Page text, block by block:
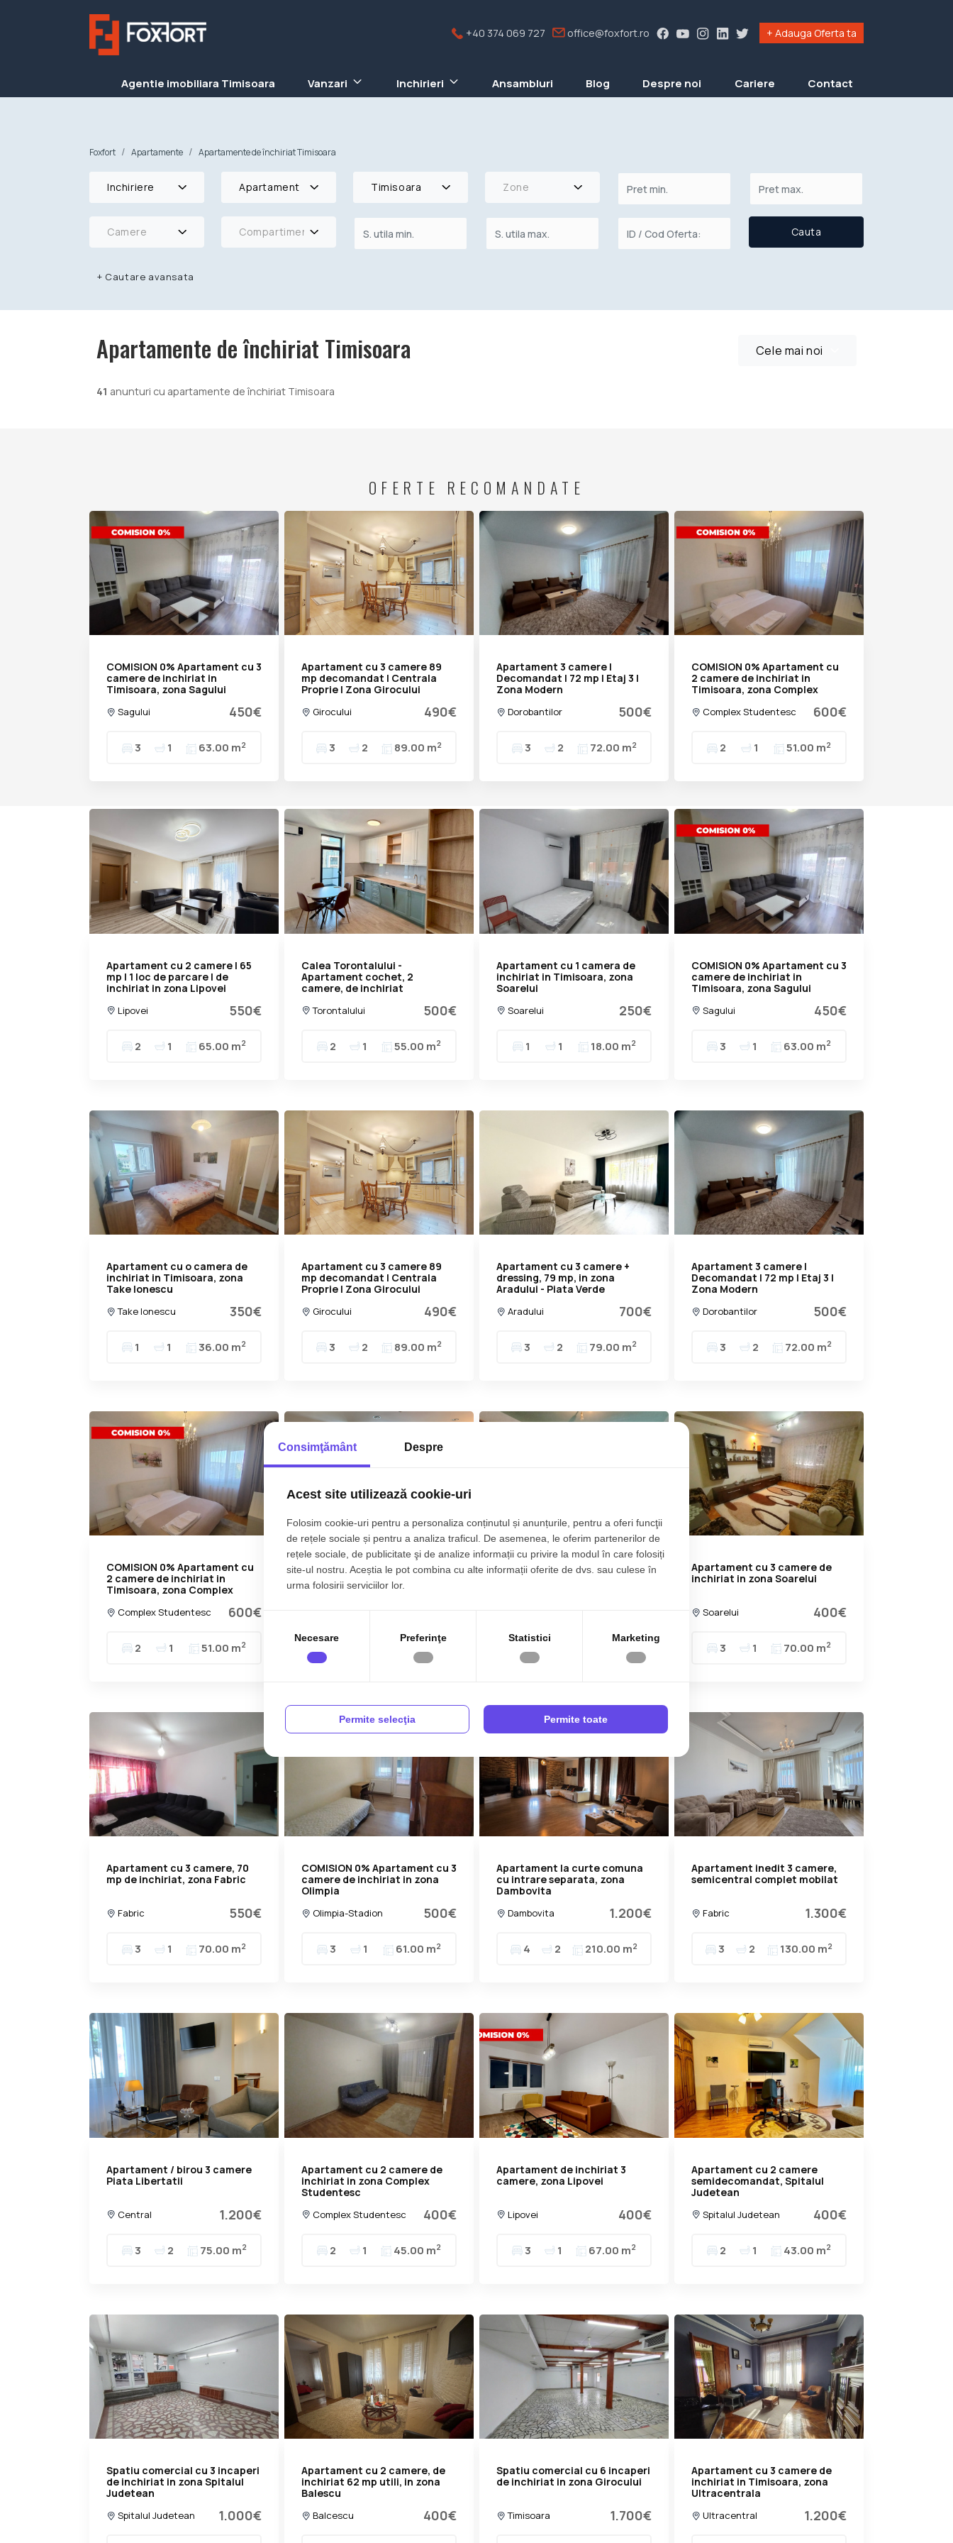
+40 374 069 727 office@foxfort.ro + Adauga Oferta ta
Agentie imobiliara Timisoara Vanzari Inchirieri Ansambluri Blog Despre noi Cariere Contact
Foxfort Apartamente Apartamente de închiriat Timisoara
Inchiriere Apartament Timisoara Zone
Camere Compartimentare Cauta
+ Cautare avansata
Apartamente de închiriat Timisoara
41 anunturi cu apartamente de închiriat Timisoara
Cele mai noi
OFERTE RECOMANDATE
COMISION 0% Apartament cu 3
camere de inchiriat in
Timisoara, zona Sagului
Sagului 450€
3 1 63.00 m2
Apartament cu 3 camere 89
mp decomandat | Centrala
Proprie | Zona Girocului
Girocului 490€
3 2 89.00 m2
Apartament 3 camere |
Decomandat | 72 mp | Etaj 3 |
Zona Modern
Dorobantilor 500€
3 2 72.00 m2
COMISION 0% Apartament cu
2 camere de inchiriat in
Timisoara, zona Complex
Complex Studentesc 600€
2 1 51.00 m2
Apartament cu 2 camere | 65
mp | 1 loc de parcare | de
inchiriat in zona Lipovei
Lipovei 550€
2 1 65.00 m2
Calea Torontalului -
Apartament cochet, 2
camere, de inchiriat
Torontalului 500€
2 1 55.00 m2
Apartament cu 1 camera de
inchiriat in Timisoara, zona
Soarelui
Soarelui 250€
1 1 18.00 m2
COMISION 0% Apartament cu 3
camere de inchiriat in
Timisoara, zona Sagului
Sagului 450€
3 1 63.00 m2
Apartament cu o camera de
inchiriat in Timisoara, zona
Take Ionescu
Take Ionescu 350€
1 1 36.00 m2
Apartament cu 3 camere 89
mp decomandat | Centrala
Proprie | Zona Girocului
Girocului 490€
3 2 89.00 m2
Apartament cu 3 camere +
dressing, 79 mp, in zona
Aradului - Piata Verde
Aradului 700€
3 2 79.00 m2
Apartament 3 camere |
Decomandat | 72 mp | Etaj 3 |
Zona Modern
Dorobantilor 500€
3 2 72.00 m2
COMISION 0% Apartament cu
2 camere de inchiriat in
Timisoara, zona Complex
Complex Studentesc 600€
2 1 51.00 m2
Apartament 2 camere de
inchiriat zona Take Ionescu
2
COMISION 0% - Apartament cu
3 camere de inchiriat zona
2
Apartament cu 3 camere de
inchiriat in zona Soarelui
Soarelui 400€
3 1 70.00 m2
Apartament cu 3 camere, 70
mp de inchiriat, zona Fabric
Fabric 550€
3 1 70.00 m2
COMISION 0% Apartament cu 3
camere de inchiriat in zona
Olimpia
Olimpia-Stadion 500€
3 1 61.00 m2
Apartament la curte comuna
cu intrare separata, zona
Dambovita
Dambovita 1.200€
4 2 210.00 m2
Apartament inedit 3 camere,
semicentral complet mobilat
Fabric 1.300€
3 2 130.00 m2
Apartament / birou 3 camere
Piata Libertatii
Central 1.200€
3 2 75.00 m2
Apartament cu 2 camere de
inchiriat in zona Complex
Studentesc
Complex Studentesc 400€
2 1 45.00 m2
Apartament de inchiriat 3
camere, zona Lipovei
Lipovei 400€
3 1 67.00 m2
Apartament cu 2 camere
semidecomandat, Spitalul
Judetean
Spitalul Judetean 400€
2 1 43.00 m2
Spatiu comercial cu 3 incaperi
de inchiriat in zona Spitalul
Judetean
Spitalul Judetean 1.000€
Apartament cu 2 camere, de
inchiriat 62 mp utili, in zona
Balescu
Balcescu 400€
Spatiu comercial cu 6 incaperi
de inchiriat in zona Girocului
Timisoara 1.700€
Apartament cu 3 camere de
inchiriat in Timisoara, zona
Ultracentrala
Ultracentral 1.200€
Consimţământ Despre
Acest site utilizează cookie-uri
Folosim cookie-uri pentru a personaliza conținutul și anunțurile, pentru a oferi funcţii
de rețele sociale și pentru a analiza traficul. De asemenea, le oferim partenerilor de
rețele sociale, de publicitate şi de analize informații cu privire la modul în care folosiți
site-ul nostru. Aceștia le pot combina cu alte informații oferite de dvs. sau culese în
urma folosirii serviciilor lor.
Necesare Preferinţe Statistici Marketing
Permite selecţia Permite toate